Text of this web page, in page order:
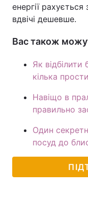
енергії
вдвічі дешевше.
Вас також
Як
кілька
Навіщо в
правильно
Один
посуд до